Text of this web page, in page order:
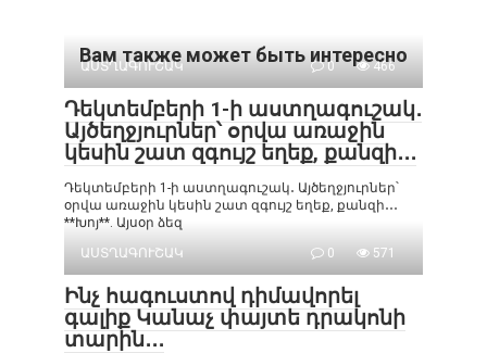
Вам также может быть интересно
ԱՍՏՂԱԳՈՒՇԱԿ 0 466
Դեկտեմբերի 1-ի աստղագուշակ․
Այծեղջյուրներ՝ օրվա առաջին
կեսին շատ զգույշ եղեք, քանզի․․․
Դեկտեմբերի 1-ի աստղագուշակ․ Այծեղջյուրներ՝
օրվա առաջին կեսին շատ զգույշ եղեք, քանզի․․․
**Խոյ**. Այսօր ձեզ
ԱՍՏՂԱԳՈՒՇԱԿ
0 571
Ինչ հագուստով դիմավորել
գալիք Կանաչ փայտե դրակոնի
տարին․․․